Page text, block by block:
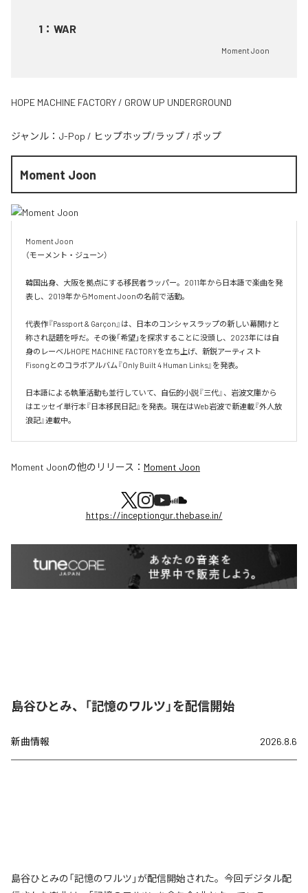
1 ： WAR
Moment Joon
HOPE MACHINE FACTORY / GROW UP UNDERGROUND
ジャンル： J-Pop / ヒップホップ/ラップ / ポップ
Moment Joon
Moment Joon
（モーメント・ジューン）
韓国出身、大阪を拠点にする移民者ラッパー。2011年から日本語で楽曲を発
表し、2019年からMoment Joonの名前で活動。
代表作『Passport & Garçon』は、日本のコンシャスラップの新しい幕開けと
称され話題を呼だ。その後「希望」を探求することに没頭し、2023年には自
身のレーベルHOPE MACHINE FACTORYを立ち上げ、新鋭アーティスト
Fisongとのコラボアルバム『Only Built 4 Human Links』を発表。
日本語による執筆活動も並行していて、自伝的小説『三代』、岩波文庫から
はエッセイ単行本『日本移民日記』を発表。現在はWeb岩波で新連載『外人放
浪記』連載中。
Moment Joonの他のリリース： Moment Joon
https://inceptiongur.thebase.in/
島谷ひとみ、「記憶のワルツ」を配信開始
新曲情報 2026.8.6
島谷ひとみの「記憶のワルツ」が配信開始された。今回デジタル配